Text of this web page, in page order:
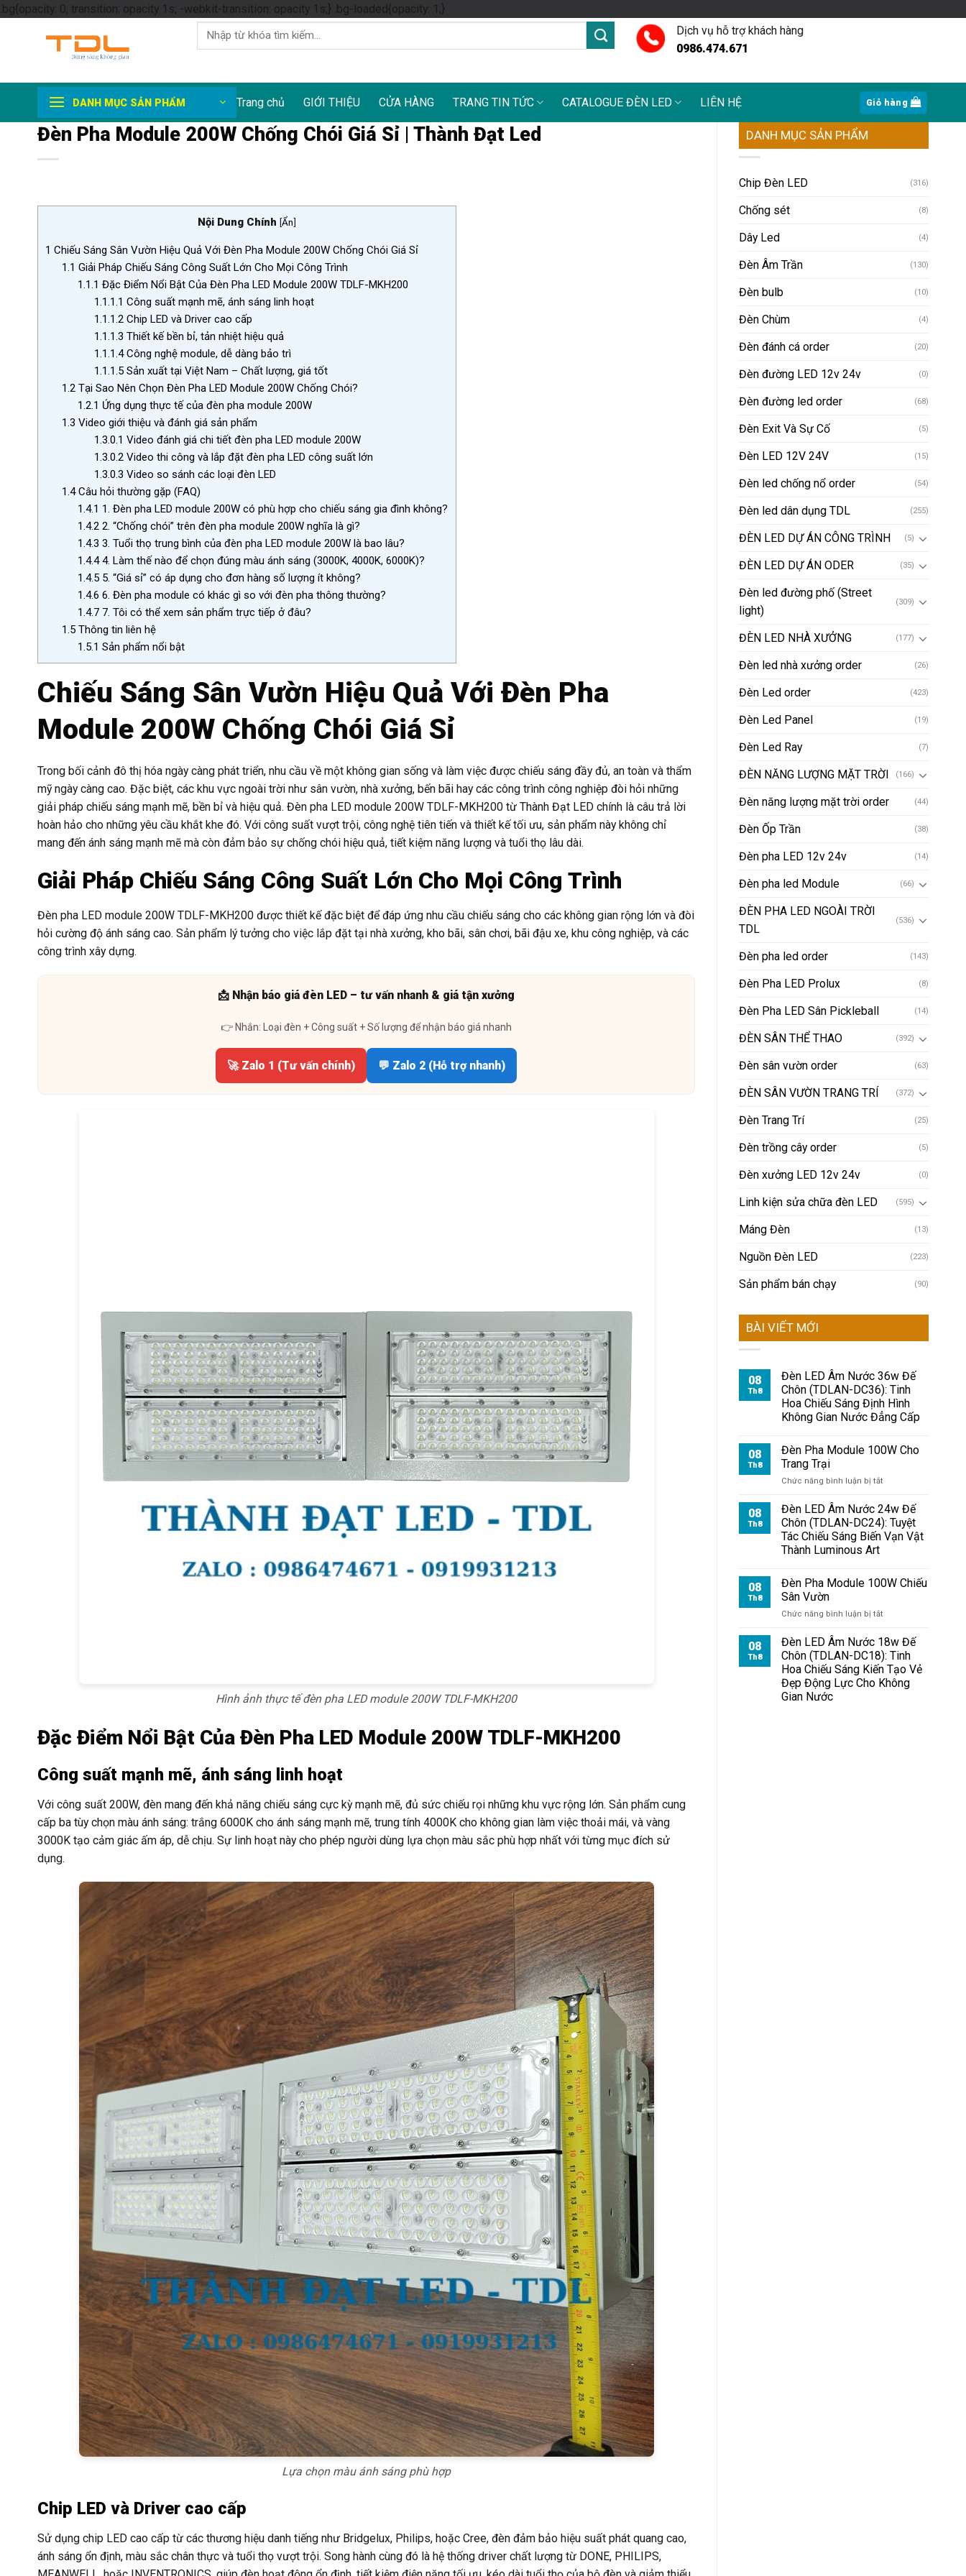
.bg{opacity: 0; transition: opacity 1s; -webkit-transition: opacity 1s;} .bg-loaded{opacity: 1;}Skip
to
Tìm
kiếm:
Dịch vụ hỗ trợ khách hàng
0986.474.671
DANH MỤC SẢN PHẨM Trang chủ GIỚI THIỆU CỬA HÀNG TRANG TIN TỨC CATALOGUE ĐÈN LED LIÊN HỆ Giỏ hàng
Đèn Pha Module 200W Chống Chói Giá Sỉ | Thành Đạt Led
Nội Dung Chính [Ẩn]
1 Chiếu Sáng Sân Vườn Hiệu Quả Với Đèn Pha Module 200W Chống Chói Giá Sỉ
1.1 Giải Pháp Chiếu Sáng Công Suất Lớn Cho Mọi Công Trình
1.1.1 Đặc Điểm Nổi Bật Của Đèn Pha LED Module 200W TDLF-MKH200
1.1.1.1 Công suất mạnh mẽ, ánh sáng linh hoạt
1.1.1.2Chip LED và Driver cao cấp
1.1.1.3 Thiết kế bền bỉ, tản nhiệt hiệu quả
1.1.1.4Công nghệ module, dễ dàng bảo trì
1.1.1.5Sản xuất tại Việt Nam – Chất lượng, giá tốt
1.2Tại Sao Nên Chọn Đèn Pha LED Module 200W Chống Chói?
1.2.1 Ứng dụng thực tế của đèn pha module 200W
1.3 Video giới thiệu và đánh giá sản phẩm
1.3.0.1 Video đánh giá chi tiết đèn pha LED module 200W
1.3.0.2Video thi công và lắp đặt đèn pha LED công suất lớn
1.3.0.3 Video so sánh các loại đèn LED
1.4Câu hỏi thường gặp (FAQ)
1.4.1 1. Đèn pha LED module 200W có phù hợp cho chiếu sáng gia đình không?
1.4.2 2. “Chống chói” trên đèn pha module 200W nghĩa là gì?
1.4.3 3. Tuổi thọ trung bình của đèn pha LED module 200W là bao lâu?
1.4.44. Làm thế nào để chọn đúng màu ánh sáng (3000K, 4000K, 6000K)?
1.4.5 5. “Giá sỉ” có áp dụng cho đơn hàng số lượng ít không?
1.4.6 6. Đèn pha module có khác gì so với đèn pha thông thường?
1.4.7 7. Tôi có thể xem sản phẩm trực tiếp ở đâu?
1.5Thông tin liên hệ
1.5.1 Sản phẩm nổi bật
Chiếu Sáng Sân Vườn Hiệu Quả Với Đèn Pha
Module 200W Chống Chói Giá Sỉ
Trong bối cảnh đô thị hóa ngày càng phát triển, nhu cầu về một không gian sống và làm việc được chiếu sáng đầy đủ, an toàn và thẩm
mỹ ngày càng cao. Đặc biệt, các khu vực ngoài trời như sân vườn, nhà xưởng, bến bãi hay các công trình công nghiệp đòi hỏi những
giải pháp chiếu sáng mạnh mẽ, bền bỉ và hiệu quả. Đèn pha LED module 200W TDLF-MKH200 từ Thành Đạt LED chính là câu trả lời
hoàn hảo cho những yêu cầu khắt khe đó. Với công suất vượt trội, công nghệ tiên tiến và thiết kế tối ưu, sản phẩm này không chỉ
mang đến ánh sáng mạnh mẽ mà còn đảm bảo sự chống chói hiệu quả, tiết kiệm năng lượng và tuổi thọ lâu dài.
Giải Pháp Chiếu Sáng Công Suất Lớn Cho Mọi Công Trình
Đèn pha LED module 200W TDLF-MKH200 được thiết kế đặc biệt để đáp ứng nhu cầu chiếu sáng cho các không gian rộng lớn và đòi
hỏi cường độ ánh sáng cao. Sản phẩm lý tưởng cho việc lắp đặt tại nhà xưởng, kho bãi, sân chơi, bãi đậu xe, khu công nghiệp, và các
công trình xây dựng.
📩 Nhận báo giá đèn LED – tư vấn nhanh & giá tận xưởng
👉 Nhắn: Loại đèn + Công suất + Số lượng để nhận báo giá nhanh
🚀 Zalo 1 (Tư vấn chính) 💬 Zalo 2 (Hỗ trợ nhanh)
Hình ảnh thực tế đèn pha LED module 200W TDLF-MKH200
Đặc Điểm Nổi Bật Của Đèn Pha LED Module 200W TDLF-MKH200
Công suất mạnh mẽ, ánh sáng linh hoạt
Với công suất 200W, đèn mang đến khả năng chiếu sáng cực kỳ mạnh mẽ, đủ sức chiếu rọi những khu vực rộng lớn. Sản phẩm cung
cấp ba tùy chọn màu ánh sáng: trắng 6000K cho ánh sáng mạnh mẽ, trung tính 4000K cho không gian làm việc thoải mái, và vàng
3000K tạo cảm giác ấm áp, dễ chịu. Sự linh hoạt này cho phép người dùng lựa chọn màu sắc phù hợp nhất với từng mục đích sử
dụng.
Lựa chọn màu ánh sáng phù hợp
Chip LED và Driver cao cấp
Sử dụng chip LED cao cấp từ các thương hiệu danh tiếng như Bridgelux, Philips, hoặc Cree, đèn đảm bảo hiệu suất phát quang cao,
ánh sáng ổn định, màu sắc chân thực và tuổi thọ vượt trội. Song hành cùng đó là hệ thống driver chất lượng từ DONE, PHILIPS,
DANH MỤC SẢN PHẨM
Chip Đèn LED (316)
Chống sét (8)
Dây Led (4)
Đèn Âm Trần (130)
Đèn bulb (10)
Đèn Chùm (4)
Đèn đánh cá order (20)
Đèn đường LED 12v 24v (0)
Đèn đường led order (68)
Đèn Exit Và Sự Cố (5)
Đèn LED 12V 24V (15)
Đèn led chống nổ order (54)
Đèn led dân dụng TDL (255)
ĐÈN LED DỰ ÁN CÔNG TRÌNH (5)
ĐÈN LED DỰ ÁN ODER (35)
Đèn led đường phố (Street
light)
(309)
ĐÈN LED NHÀ XƯỞNG (177)
Đèn led nhà xưởng order (26)
Đèn Led order (423)
Đèn Led Panel (19)
Đèn Led Ray (7)
ĐÈN NĂNG LƯỢNG MẶT TRỜI (166)
Đèn năng lượng mặt trời order (44)
Đèn Ốp Trần (38)
Đèn pha LED 12v 24v (14)
Đèn pha led Module (66)
ĐÈN PHA LED NGOÀI TRỜI
TDL
(536)
Đèn pha led order (143)
Đèn Pha LED Prolux (8)
Đèn Pha LED Sân Pickleball (14)
ĐÈN SÂN THỂ THAO (392)
Đèn sân vườn order (63)
ĐÈN SÂN VƯỜN TRANG TRÍ (372)
Đèn Trang Trí (25)
Đèn trồng cây order (5)
Đèn xưởng LED 12v 24v (0)
Linh kiện sửa chữa đèn LED (595)
Máng Đèn (13)
Nguồn Đèn LED (223)
Sản phẩm bán chạy (90)
BÀI VIẾT MỚI
08
Th8
Đèn LED Âm Nước 36w Đế
Chôn (TDLAN-DC36): Tinh
Hoa Chiếu Sáng Định Hình
Không Gian Nước Đẳng Cấp
08
Th8
Đèn Pha Module 100W Cho
Trang Trại
Chức năng bình luận bị tắt
Pha
Module
100W
Cho
08
Th8
Đèn LED Âm Nước 24w Đế
Chôn (TDLAN-DC24): Tuyệt
Tác Chiếu Sáng Biến Vạn Vật
Thành Luminous Art
08
Th8
Đèn Pha Module 100W Chiếu
Sân Vườn
Chức năng bình luận bị tắt
Pha
Module
100W
Chiếu
Sân
08
Th8
Đèn LED Âm Nước 18w Đế
Chôn (TDLAN-DC18): Tinh
Hoa Chiếu Sáng Kiến Tạo Vẻ
Đẹp Động Lực Cho Không
Gian Nước